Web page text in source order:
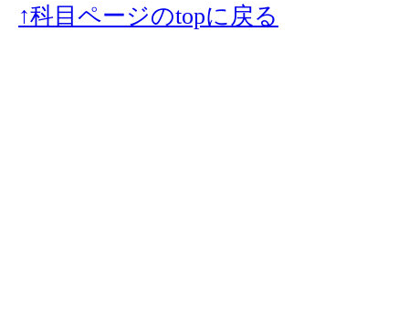
↑科目ページのtopに戻る